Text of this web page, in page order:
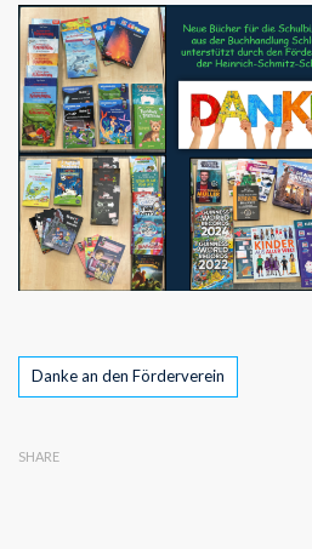
Tags
Danke an den Förderverein
SHARE